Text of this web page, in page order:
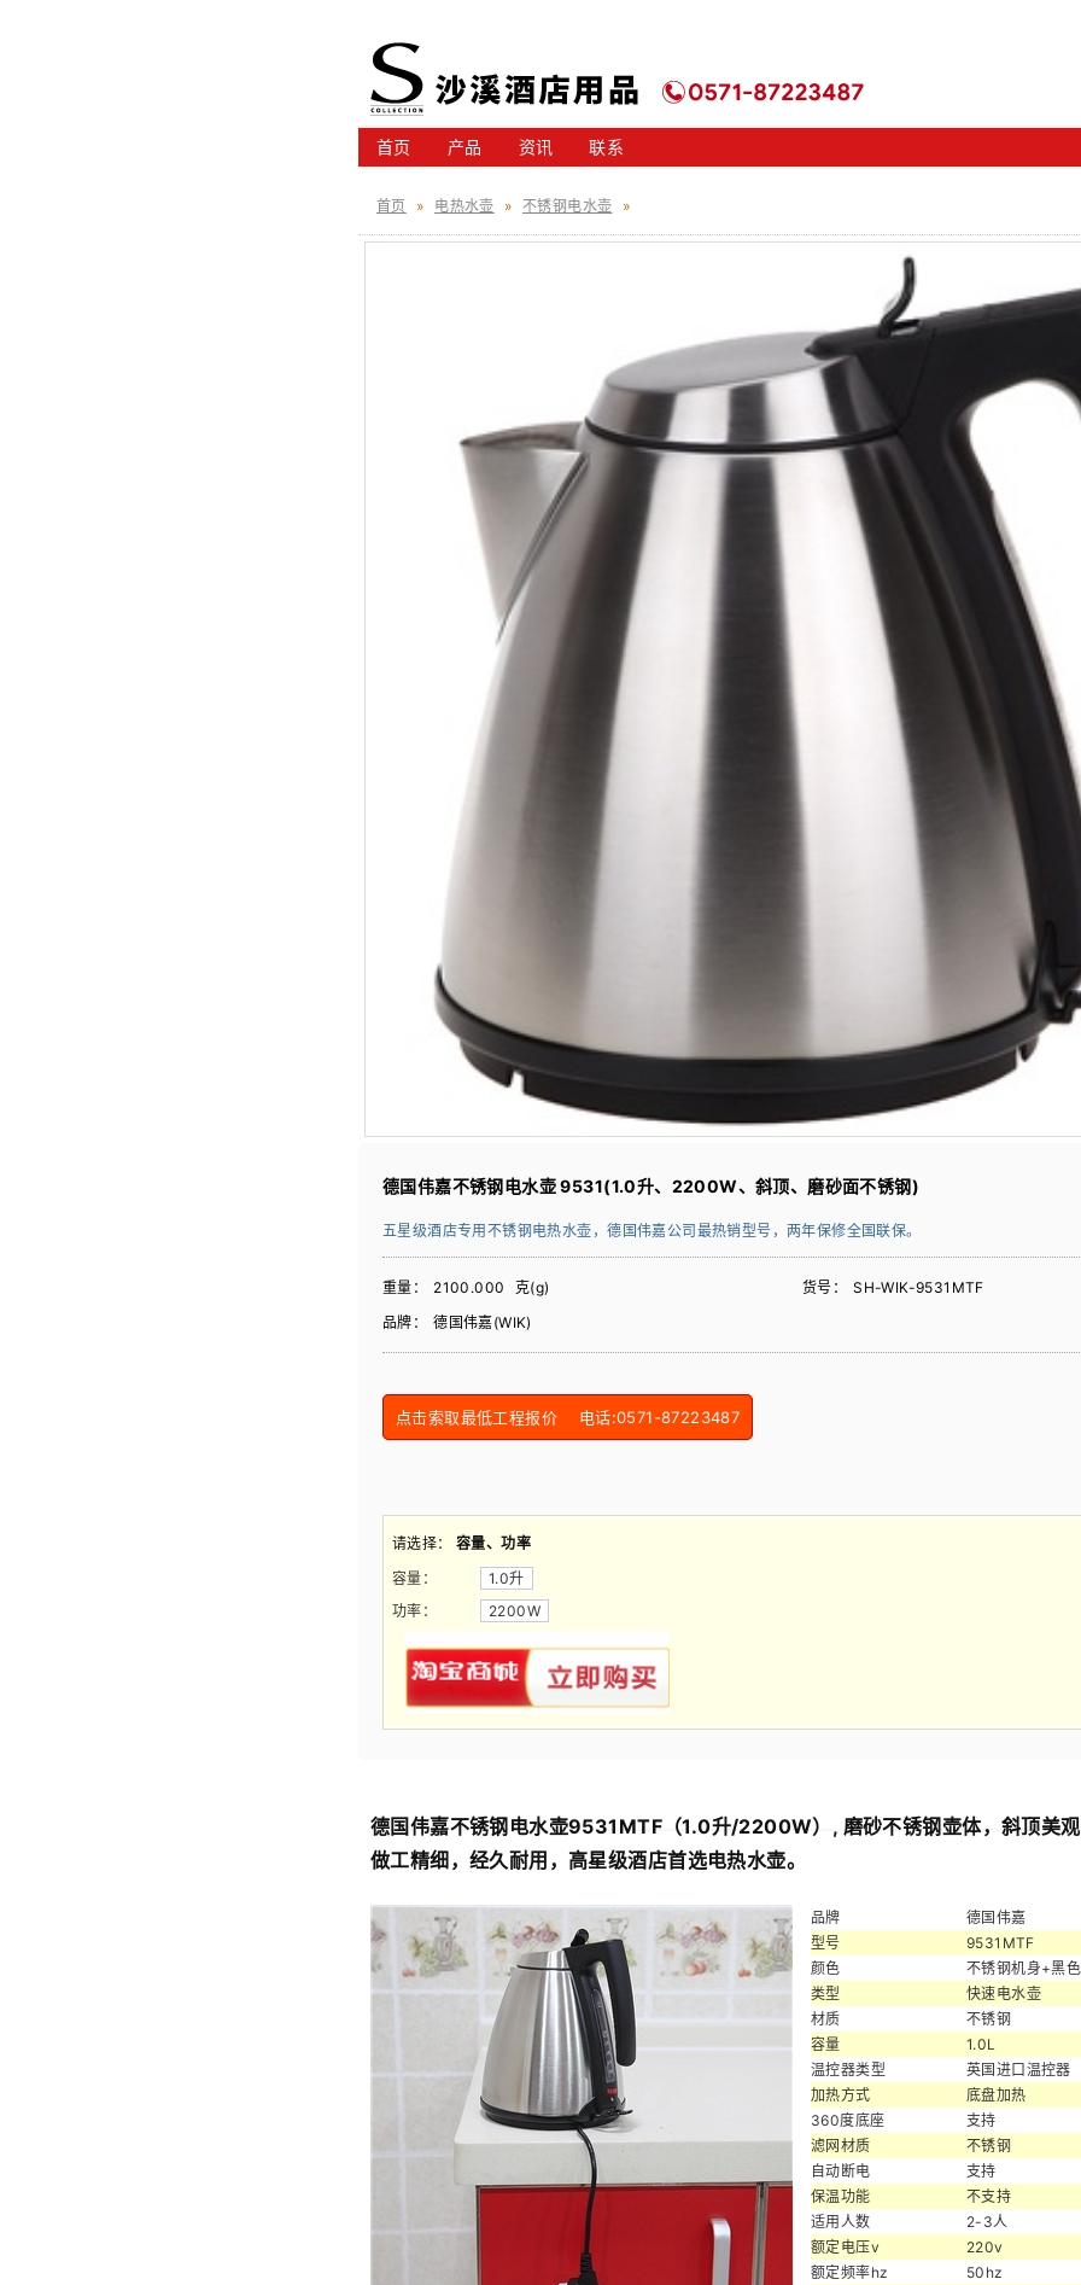
首页 产品 资讯 联系
首页 » 电热水壶 » 不锈钢电水壶 »
德国伟嘉不锈钢电水壶 9531(1.0升、2200W、斜顶、磨砂面不锈钢)
五星级酒店专用不锈钢电热水壶，德国伟嘉公司最热销型号，两年保修全国联保。
重量： 2100.000 克(g) 货号：
SH-WIK-9531MTF
品牌：
德国伟嘉(WIK)
点击索取最低工程报价 电话:0571-87223487
请选择：容量、功率
容量 ：
1.0升
功率 ： 2200W
德国伟嘉不锈钢电水壶9531MTF（1.0升/2200W）, 磨砂不锈钢壶体，斜顶美观
做工精细，经久耐用，高星级酒店首选电热水壶。
品牌
德国伟嘉
型号
9531MTF
颜色
不锈钢机身+黑
类型
快速电水壶
材质
不锈钢
容量
1.0L
温控器类型
英国进口温控器
加热方式
底盘加热
360度底座
支持
滤网材质
不锈钢
自动断电
支持
保温功能
不支持
适用人数
2-3人
额定电压v
220v
额定频率hz
50hz